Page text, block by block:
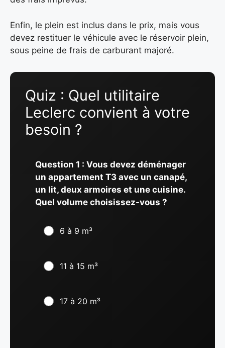
Enfin, le plein est inclus dans le prix, mais vous
devez restituer le véhicule avec le réservoir plein,
sous peine de frais de carburant majoré.
Quiz : Quel utilitaire
Leclerc convient à votre
besoin ?
Question 1 : Vous devez déménager
un appartement T3 avec un canapé,
un lit, deux armoires et une cuisine.
Quel volume choisissez-vous ?
6 à 9 m³
11 à 15 m³
17 à 20 m³